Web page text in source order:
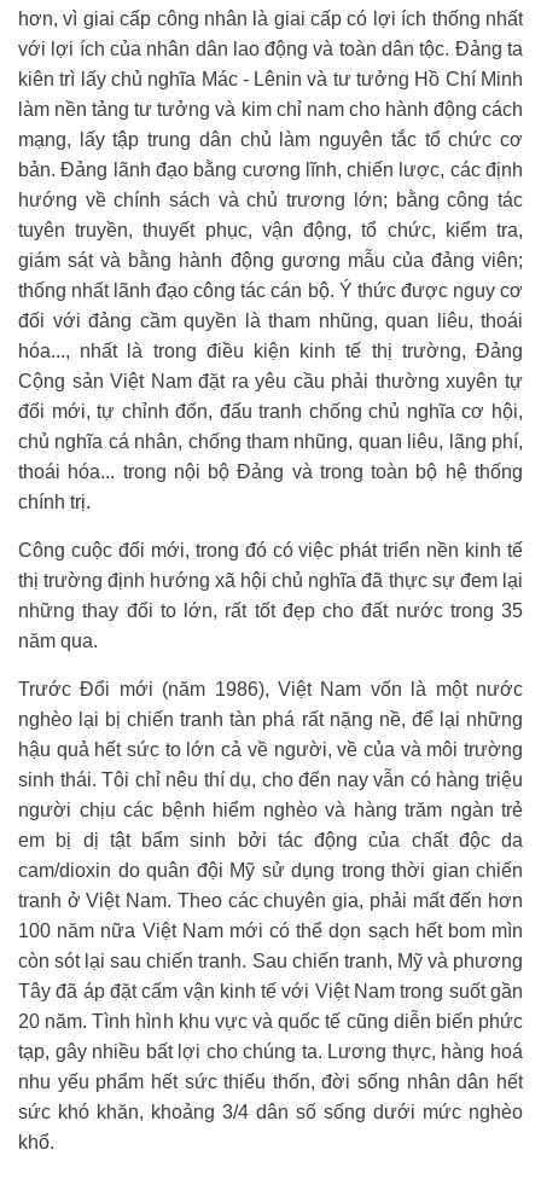
hơn, vì giai cấp công nhân là giai cấp có lợi ích thống nhất
với lợi ích của nhân dân lao động và toàn dân tộc. Đảng ta
kiên trì lấy chủ nghĩa Mác - Lênin và tư tưởng Hồ Chí Minh
làm nền tảng tư tưởng và kim chỉ nam cho hành động cách
mạng, lấy tập trung dân chủ làm nguyên tắc tổ chức cơ
bản. Đảng lãnh đạo bằng cương lĩnh, chiến lược, các định
hướng về chính sách và chủ trương lớn; bằng công tác
tuyên truyền, thuyết phục, vận động, tổ chức, kiểm tra,
giám sát và bằng hành động gương mẫu của đảng viên;
thống nhất lãnh đạo công tác cán bộ. Ý thức được nguy cơ
đối với đảng cầm quyền là tham nhũng, quan liêu, thoái
hóa..., nhất là trong điều kiện kinh tế thị trường, Đảng
Cộng sản Việt Nam đặt ra yêu cầu phải thường xuyên tự
đổi mới, tự chỉnh đốn, đấu tranh chống chủ nghĩa cơ hội,
chủ nghĩa cá nhân, chống tham nhũng, quan liêu, lãng phí,
thoái hóa... trong nội bộ Đảng và trong toàn bộ hệ thống
chính trị.
Công cuộc đổi mới, trong đó có việc phát triển nền kinh tế
thị trường định hướng xã hội chủ nghĩa đã thực sự đem lại
những thay đổi to lớn, rất tốt đẹp cho đất nước trong 35
năm qua.
Trước Đổi mới (năm 1986), Việt Nam vốn là một nước
nghèo lại bị chiến tranh tàn phá rất nặng nề, để lại những
hậu quả hết sức to lớn cả về người, về của và môi trường
sinh thái. Tôi chỉ nêu thí dụ, cho đến nay vẫn có hàng triệu
người chịu các bệnh hiểm nghèo và hàng trăm ngàn trẻ
em bị dị tật bẩm sinh bởi tác động của chất độc da
cam/dioxin do quân đội Mỹ sử dụng trong thời gian chiến
tranh ở Việt Nam. Theo các chuyên gia, phải mất đến hơn
100 năm nữa Việt Nam mới có thể dọn sạch hết bom mìn
còn sót lại sau chiến tranh. Sau chiến tranh, Mỹ và phương
Tây đã áp đặt cấm vận kinh tế với Việt Nam trong suốt gần
20 năm. Tình hình khu vực và quốc tế cũng diễn biến phức
tạp, gây nhiều bất lợi cho chúng ta. Lương thực, hàng hoá
nhu yếu phẩm hết sức thiếu thốn, đời sống nhân dân hết
sức khó khăn, khoảng 3/4 dân số sống dưới mức nghèo
khổ.